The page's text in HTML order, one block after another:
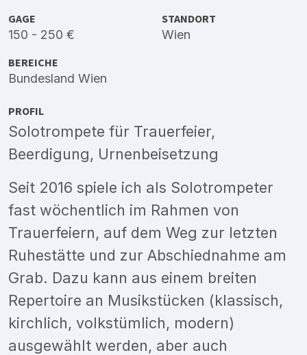
GAGE
150 - 250 €
STANDORT
Wien
BEREICHE
Bundesland Wien
PROFIL
Solotrompete für Trauerfeier,
Beerdigung, Urnenbeisetzung
Seit 2016 spiele ich als Solotrompeter
fast wöchentlich im Rahmen von
Trauerfeiern, auf dem Weg zur letzten
Ruhestätte und zur Abschiednahme am
Grab. Dazu kann aus einem breiten
Repertoire an Musikstücken (klassisch,
kirchlich, volkstümlich, modern)
ausgewählt werden, aber auch